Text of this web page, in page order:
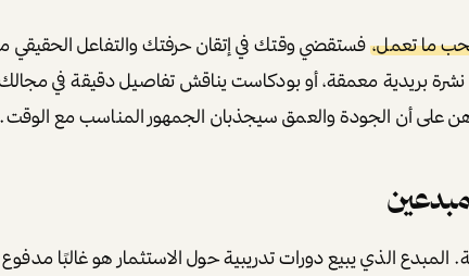
ما تعمل،فستقضي وقتك في إتقان حرفتك والتفاعل
بريدية معمقة، أو بودكاست يناقش تفاصيل دقيقة في
على أن الجودة والعمق سيجذبان الجمهور المناسب مع الوقت.
الذي يبيع دورات تدريبية حول الاستثمار هو غالبًا